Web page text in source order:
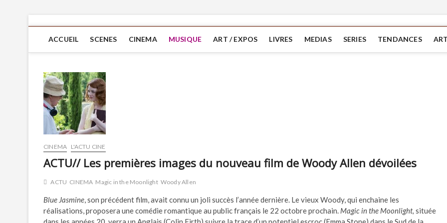
ACCUEIL SCENES CINEMA MUSIQUE ART / EXPOS LIVRES MEDIAS SERIES TENDANCES
CINEMA L'ACTU CINE
ACTU// Les premières images du nouveau film de Woody Allen dévoilées
ACTU CINEMA Magic in the Moonlight Woody Allen
Blue Jasmine, son précédent film, avait connu un joli succès l’année dernière. Le vieux Woody, qui enchaine les
réalisations, proposera une comédie romantique au public français le 22 octobre prochain. Magic in the Moonlight, située